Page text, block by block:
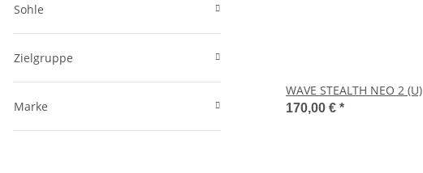
WAVE STEALTH NEO 2 (U)
170,00 € *
Sohle
Zielgruppe
Marke